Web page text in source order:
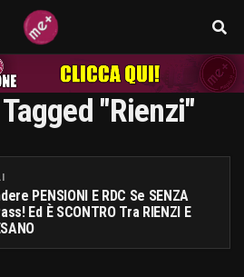
"Rienzi"
PENSIONI E RDC Se SENZA
Ed È SCONTRO Tra RIENZI E